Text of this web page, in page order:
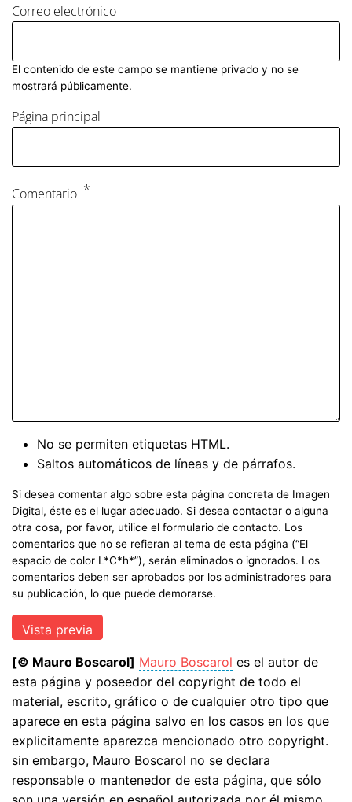
Correo electrónico
El contenido de este campo se mantiene privado y no se
mostrará públicamente.
Página principal
Comentario
No se permiten etiquetas HTML.
Saltos automáticos de líneas y de párrafos.
Si desea comentar algo sobre esta página concreta de Imagen
Digital, éste es el lugar adecuado. Si desea contactar o alguna
otra cosa, por favor, utilice el formulario de contacto. Los
comentarios que no se refieran al tema de esta página (“El
espacio de color L*C*h*”), serán eliminados o ignorados. Los
comentarios deben ser aprobados por los administradores para
su publicación, lo que puede demorarse.
[© Mauro Boscarol] Mauro Boscarol es el autor de
esta página y poseedor del copyright de todo el
material, escrito, gráfico o de cualquier otro tipo que
aparece en esta página salvo en los casos en los que
explicitamente aparezca mencionado otro copyright.
sin embargo, Mauro Boscarol no se declara
responsable o mantenedor de esta página, que sólo